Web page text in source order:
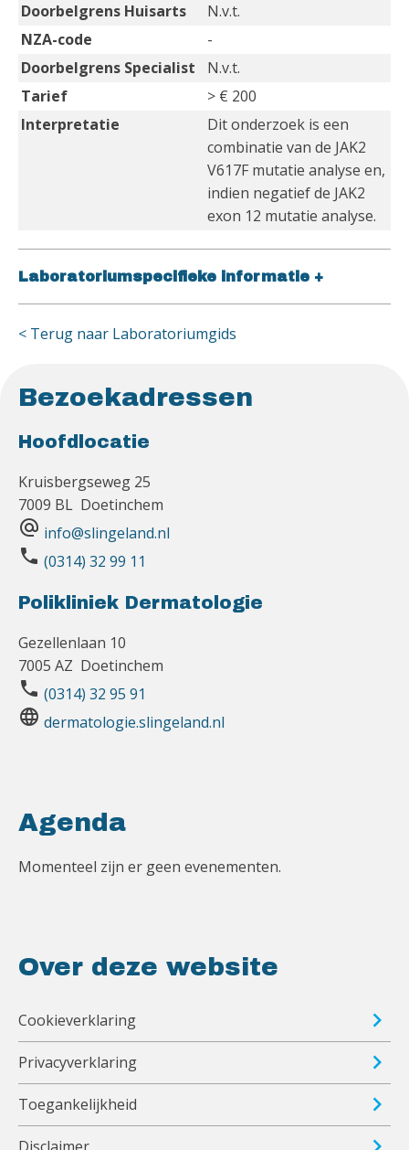
Doorbelgrens Huisarts
N.v.t.
NZA-code
-
Doorbelgrens Specialist
N.v.t.
Tarief
> € 200
Interpretatie
Dit onderzoek is een
combinatie van de JAK2
V617F mutatie analyse en,
indien negatief de JAK2
exon 12 mutatie analyse.
Laboratoriumspecifieke informatie +
< Terug naar Laboratoriumgids
Bezoekadressen
Hoofdlocatie
Kruisbergseweg 25
7009 BL Doetinchem
alternate_email info@slingeland.nl
phone (0314) 32 99 11
Polikliniek Dermatologie
Gezellenlaan 10
7005 AZ Doetinchem
phone (0314) 32 95 91
language dermatologie.slingeland.nl
Agenda
Momenteel zijn er geen evenementen.
Over deze website
Cookieverklaring
Privacyverklaring
Toegankelijkheid